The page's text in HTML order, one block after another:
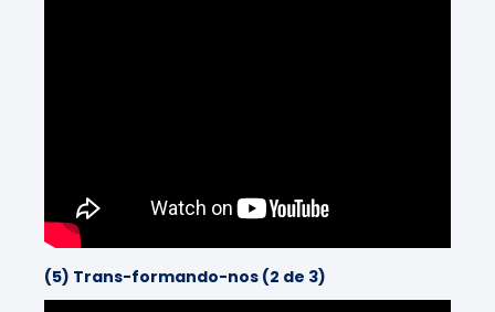
(5) Trans-formando-nos (2 de 3)